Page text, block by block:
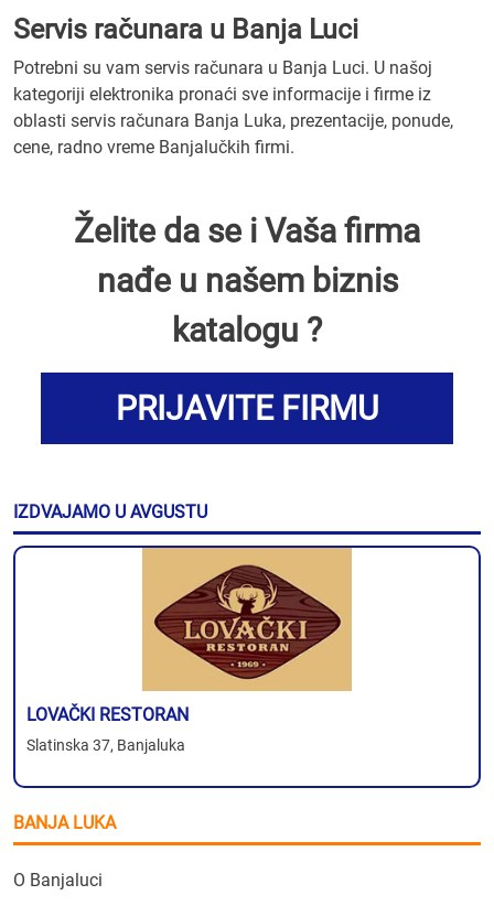
Servis računara u Banja Luci
Potrebni su vam servis računara u Banja Luci. U našoj
kategoriji elektronika pronaći sve informacije i firme iz
oblasti servis računara Banja Luka, prezentacije, ponude,
cene, radno vreme Banjalučkih firmi.
Želite da se i Vaša firma
nađe u našem biznis
katalogu ?
PRIJAVITE FIRMU
IZDVAJAMO U AVGUSTU
LOVAČKI RESTORAN
Slatinska 37, Banjaluka
BANJA LUKA
O Banjaluci